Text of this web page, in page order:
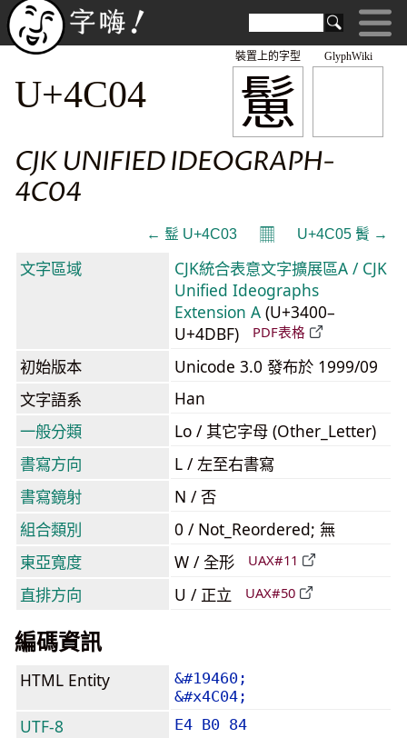
GlyphWiki
䰄
裝置上的字型
U+4C04
CJK UNIFIED IDEOGRAPH-
4C04
← 䰃 U+4C03 𝄜 U+4C05 䰅 →
文字區域
CJK統合表意文字擴展區A / CJK
Unified Ideographs
Extension A (U+3400–
U+4DBF)
PDF表格
初始版本
Unicode 3.0 發布於 1999/09
文字語系
Han
一般分類
Lo / 其它字母 (Other_Letter)
書寫方向
L / 左至右書寫
書寫鏡射
N / 否
組合類別
0 / Not_Reordered; 無
東亞寬度
W / 全形 UAX#11
直排方向 U / 正立 UAX#50
編碼資訊
HTML Entity
&#19460;
&#x4C04;
UTF-8 E4 B0 84